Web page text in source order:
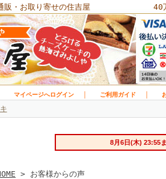
販・お取り寄せの住吉屋 40
マイページへログイン ご利用ガイド
> お客様からの声